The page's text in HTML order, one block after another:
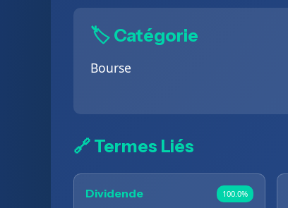
🏷️ Catégorie
Bourse
🔗 Termes Liés
Dividende 100.0%